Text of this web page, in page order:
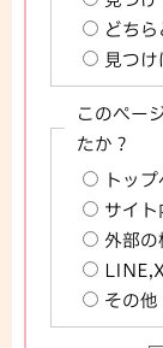
どち
見つけ
このペー
たか？
トッ
サイト
外部の
その他